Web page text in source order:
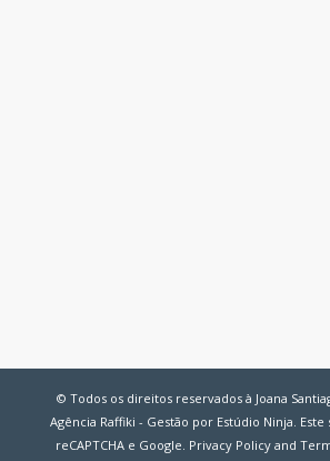
© Todos os direitos reservados à Joana
Agência Raffiki - Gestão por Estúdio Ninja.
reCAPTCHA e Google. Privacy Policy and